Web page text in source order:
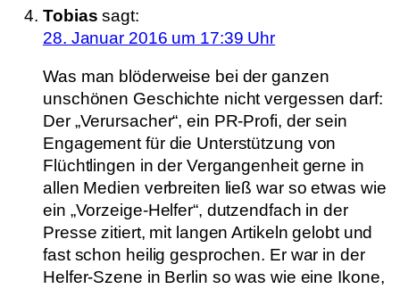
Tobias sagt:
28. Januar 2016 um 17:39 Uhr
Was man blöderweise bei der ganzen
unschönen Geschichte nicht vergessen darf:
Der „Verursacher“, ein PR-Profi, der sein
Engagement für die Unterstützung von
Flüchtlingen in der Vergangenheit gerne in
allen Medien verbreiten ließ war so etwas wie
ein „Vorzeige-Helfer“, dutzendfach in der
Presse zitiert, mit langen Artikeln gelobt und
fast schon heilig gesprochen. Er war in der
Helfer-Szene in Berlin so was wie eine Ikone,